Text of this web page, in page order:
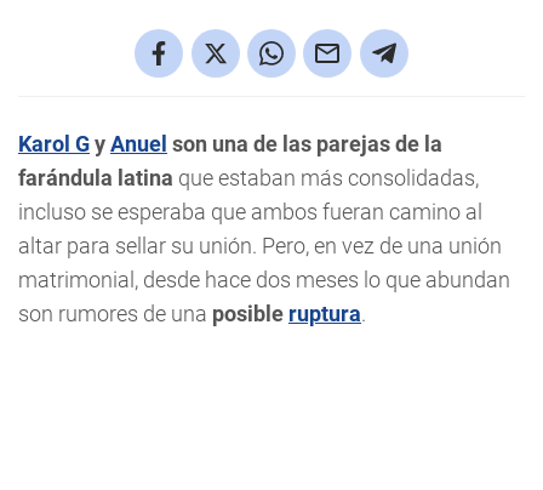
Karol GyAnuel son una de las parejas de la
farándula latina que estaban más consolidadas,
incluso se esperaba que ambos fueran camino al
altar para sellar su unión. Pero, en vez de una unión
matrimonial, desde hace dos meses lo que abundan
son rumores de una posible ruptura.